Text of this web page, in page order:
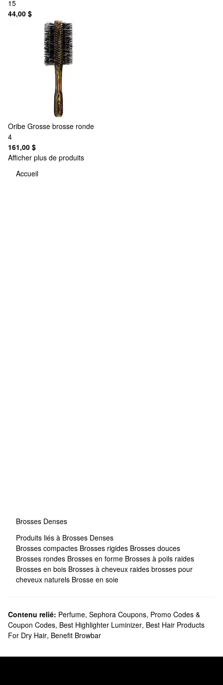
15
44,00 $
Oribe Grosse brosse ronde
4
161,00 $
Afficher plus de produits
Accueil
Brosses Denses
Produits liés à Brosses Denses
Brosses compactes Brosses rigides Brosses douces
Brosses rondes Brosses en forme Brosses à poils raides
Brosses en bois Brosses à cheveux raides brosses pour
cheveux naturels Brosse en soie
Contenu relié: Perfume, Sephora Coupons, Promo Codes &
Coupon Codes, Best Highlighter Luminizer, Best Hair Products
For Dry Hair, Benefit Browbar